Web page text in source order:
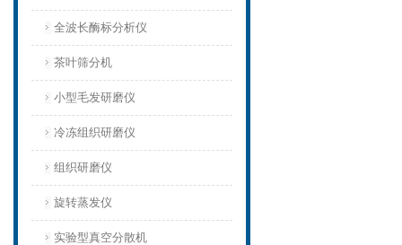
全波长酶标分析仪
茶叶筛分机
小型毛发研磨仪
冷冻组织研磨仪
组织研磨仪
旋转蒸发仪
实验型真空分散机